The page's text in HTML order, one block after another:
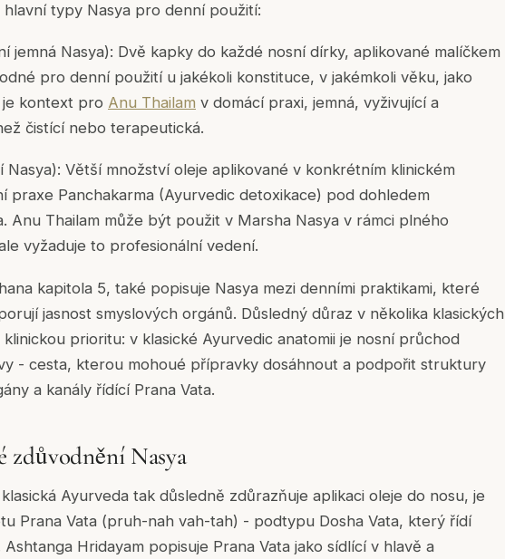
typy Nasya pro denní použití:
jemná Nasya): Dvě kapky do každé nosní dírky, aplikované malíčkem
pro denní použití u jakékoli konstituce, v jakémkoli věku, jako
kontext pro Anu Thailam v domácí praxi, jemná, vyživující a
čistící nebo terapeutická.
Nasya): Větší množství oleje aplikované v konkrétním klinickém
praxe Panchakarma (Ayurvedic detoxikace) pod dohledem
Anu Thailam může být použit v Marsha Nasya v rámci plného
vyžaduje to profesionální vedení.
kapitola 5, také popisuje Nasya mezi denními praktikami, které
jasnost smyslových orgánů. Důsledný důraz v několika klasických
prioritu: v klasické Ayurvedic anatomii je nosní průchod
- cesta, kterou mohoué přípravky dosáhnout a podpořit struktury
a kanály řídící Prana Vata.
zdůvodnění Nasya
Ayurveda tak důsledně zdůrazňuje aplikaci oleje do nosu, je
Prana Vata (pruh-nah vah-tah) - podtypu Dosha Vata, který řídí
Hridayam popisuje Prana Vata jako sídlící v hlavě a